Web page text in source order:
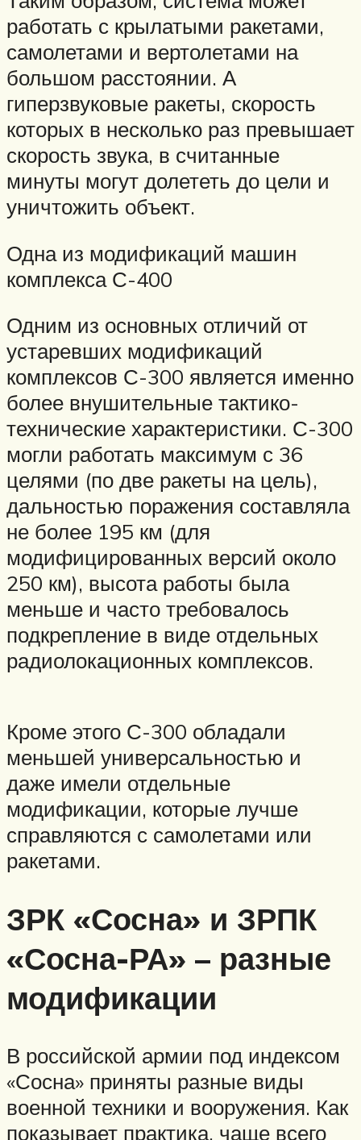
работать с крылатыми ракетами,
самолетами и вертолетами на
большом расстоянии. А
гиперзвуковые ракеты, скорость
которых в несколько раз превышает
скорость звука, в считанные
минуты могут долететь до цели и
уничтожить объект.
Одна из модификаций машин
комплекса С-400
Одним из основных отличий от
устаревших модификаций
комплексов С-300 является именно
более внушительные тактико-
технические характеристики. С-300
могли работать максимум с 36
целями (по две ракеты на цель),
дальностью поражения составляла
не более 195 км (для
модифицированных версий около
250 км), высота работы была
меньше и часто требовалось
подкрепление в виде отдельных
радиолокационных комплексов.
Кроме этого С-300 обладали
меньшей универсальностью и
даже имели отдельные
модификации, которые лучше
справляются с самолетами или
ракетами.
ЗРК «Сосна» и ЗРПК
«Сосна-РА» – разные
модификации
В российской армии под индексом
«Сосна» приняты разные виды
военной техники и вооружения. Как
показывает практика, чаще всего